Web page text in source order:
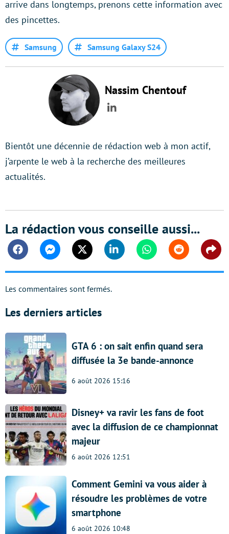
arrive dans longtemps, prenons cette information avec
des pincettes.
Samsung Samsung Galaxy S24
Nassim Chentouf
LinkedIn
Bientôt une décennie de rédaction web à mon actif,
j’arpente le web à la recherche des meilleures
actualités.
La rédaction vous conseille aussi...
FacebookMessengerTwitter Linkedin WhatsappReddit
Les commentaires sont fermés.
Les derniers articles
GTA 6 : on sait enfin quand sera
diffusée la 3e bande-annonce
6 août 2026 15:16
Disney+ va ravir les fans de foot
avec la diffusion de ce championnat
majeur
6 août 2026 12:51
Comment Gemini va vous aider à
résoudre les problèmes de votre
smartphone
6 août 2026 10:48